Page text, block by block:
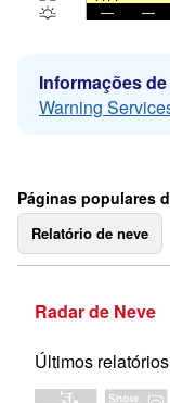
—
—
Informações
Warning
Páginas populares
Relatório de neve
Radar de Neve
Últimos